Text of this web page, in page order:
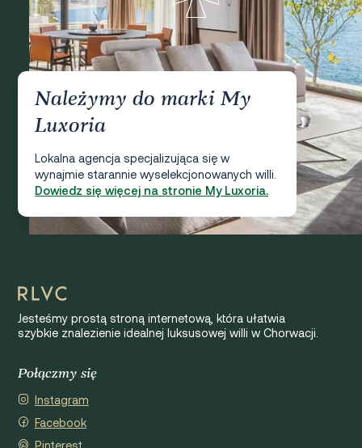
Należymy do marki My
Luxoria
Lokalna agencja specjalizująca się w
wynajmie starannie wyselekcjonowanych willi.
Dowiedz się więcej na stronie My Luxoria.
Jesteśmy prostą stroną internetową, która ułatwia
szybkie znalezienie idealnej luksusowej willi w Chorwacji.
Połączmy się
Instagram
Facebook
Pinterest